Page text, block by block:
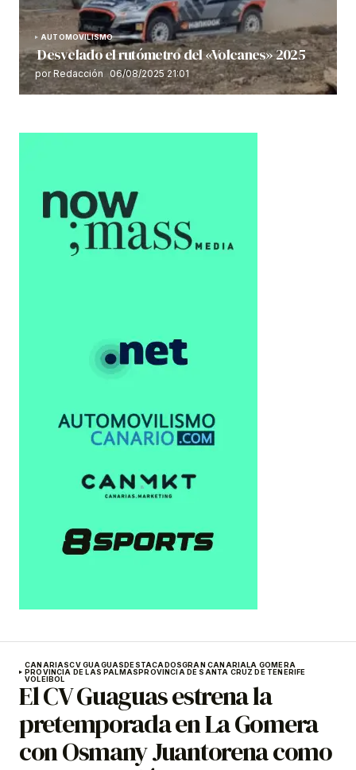
AUTOMOVILISMO
Desvelado el rutómetro del «Volcanes» 2025
por Redacción 06/08/2025 21:01
CANARIASCV GUAGUASDESTACADOSGRAN CANARIALA GOMERA
PROVINCIA DE LAS PALMASPROVINCIA DE SANTA CRUZ DE TENERIFE
VOLEIBOL
El CV Guaguas estrena la
pretemporada en La Gomera
con Osmany Juantorena como